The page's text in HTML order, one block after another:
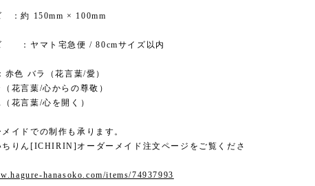
：約 150mm × 100mm
：ヤマト宅急便 / 80cmサイズ以内
赤色 バラ（花言葉/愛）
花言葉/心からの尊敬）
花言葉/心を開く）
イドでの制作も承ります。
ちりん[ICHIRIN]オーダーメイド注文ページをご覧くださ
hanasoko.com/items/74937993